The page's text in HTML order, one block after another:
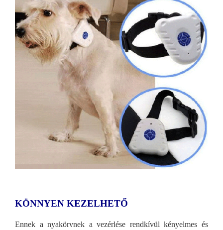
KÖNNYEN KEZELHETŐ
Ennek a nyakörvnek a vezérlése rendkívül kényelmes és